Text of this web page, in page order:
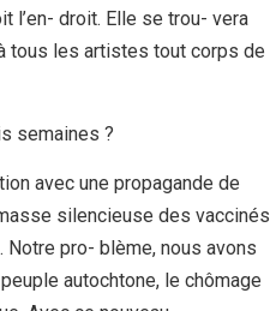
l’en- droit. Elle se trou- vera
tous les artistes tout corps de
semaines ?
avec une propagande de
silencieuse des vaccinés
pro- blème, nous avons
autochtone, le chômage